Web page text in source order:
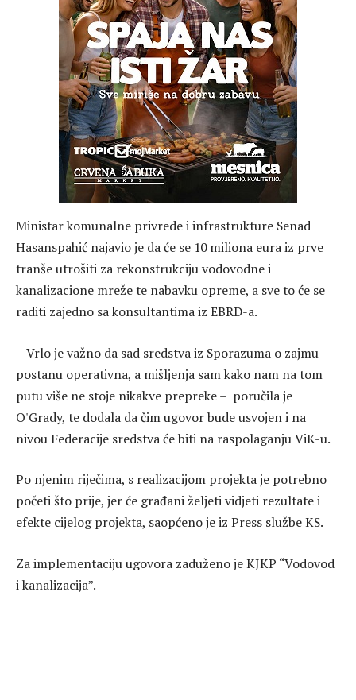
Ministar komunalne privrede i infrastrukture Senad
Hasanspahić najavio je da će se 10 miliona eura iz prve
tranše utrošiti za rekonstrukciju vodovodne i
kanalizacione mreže te nabavku opreme, a sve to će se
raditi zajedno sa konsultantima iz EBRD-a.
– Vrlo je važno da sad sredstva iz Sporazuma o zajmu
postanu operativna, a mišljenja sam kako nam na tom
putu više ne stoje nikakve prepreke – poručila je
O'Grady, te dodala da čim ugovor bude usvojen i na
nivou Federacije sredstva će biti na raspolaganju ViK-u.
Po njenim riječima, s realizacijom projekta je potrebno
početi što prije, jer će građani željeti vidjeti rezultate i
efekte cijelog projekta, saopćeno je iz Press službe KS.
Za implementaciju ugovora zaduženo je KJKP “Vodovod
i kanalizacija”.